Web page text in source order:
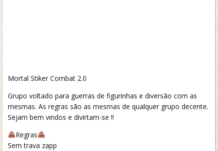
Mortal Stiker Combat 2.0
Grupo voltado para guerras de figurinhas e diversão com as
mesmas. As regras são as mesmas de qualquer grupo decente.
Sejam bem vindos e divirtam-se !!
Regras
Sem trava zapp